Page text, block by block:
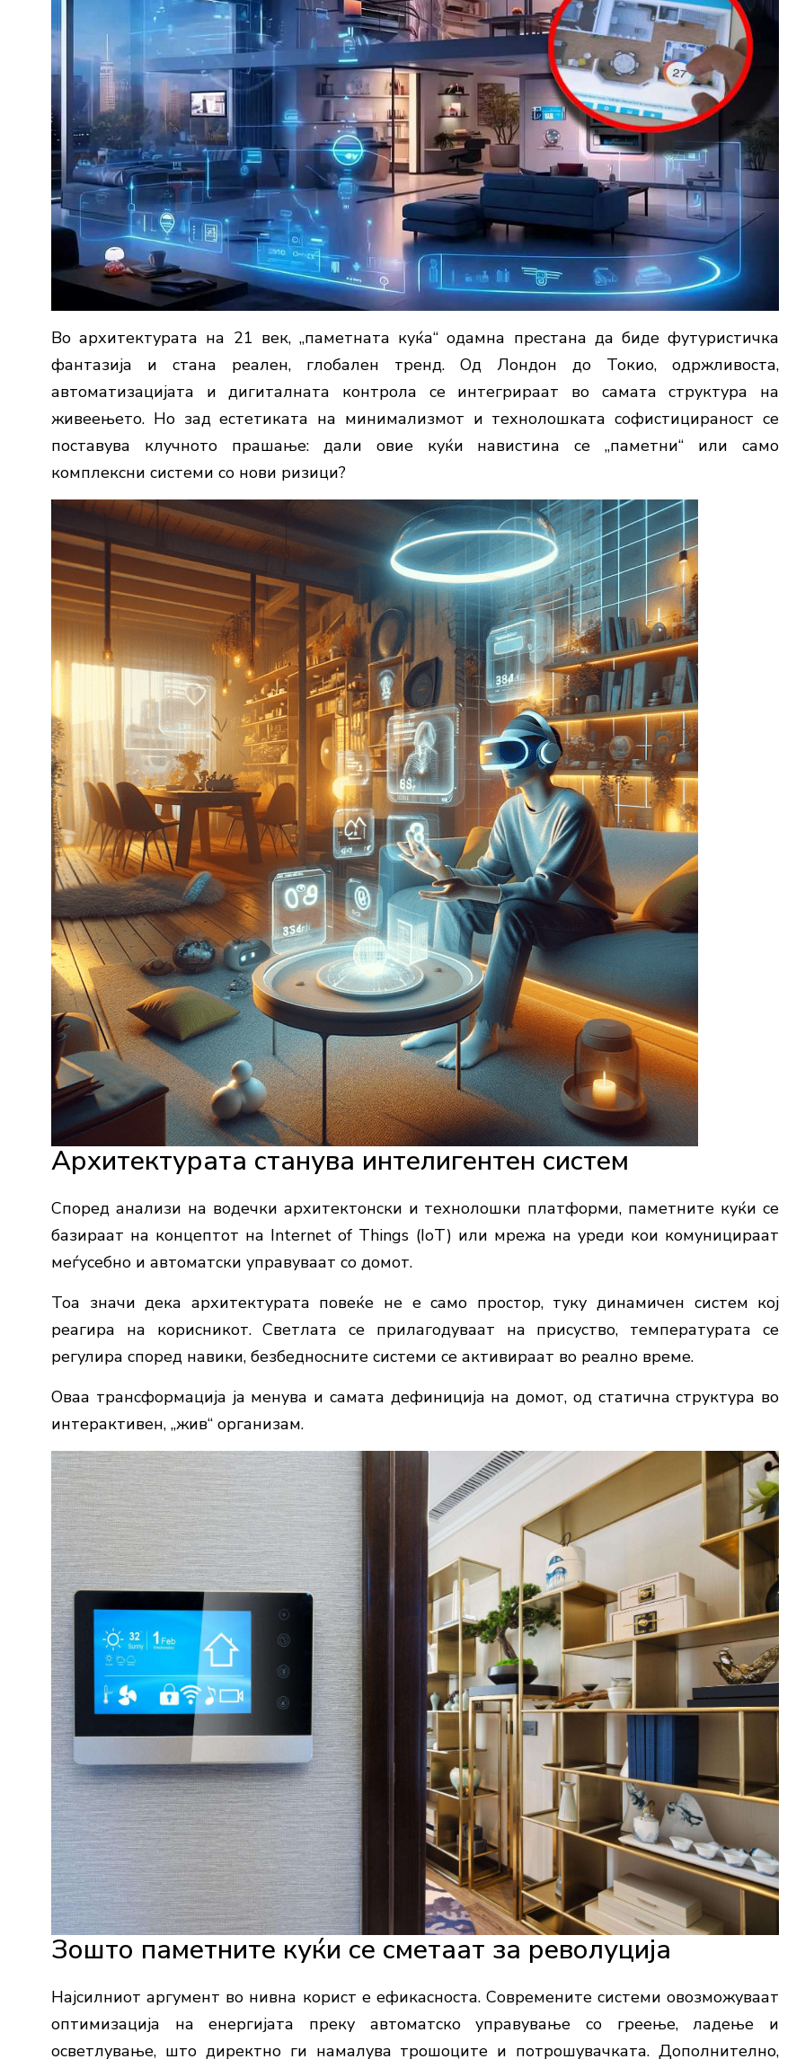
Воархитектурата на 21 век, „паметната куќа“одамна престана да бидефутуристичка
фантазија и стана реален, глобален тренд. Од Лондон до Токио, одржливоста,
автоматизацијата идигиталната контрола се интегрираат во саматаструктура на
живеењето. Но задестетиката на минимализмот и технолошкатасофистицираностсе
поставува клучното прашање: дали овие куќи навистинасе „паметни“ илисамо
комплексни системи со нови ризици?
Архитектурата станува интелигентен систем
Според анализи на водечки архитектонски и технолошки платформи, паметните куќисе
базираат на концептот на Internetof Things (IoT) или мрежа на уреди кои комуницираат
меѓусебно и автоматски управуваат со домот.
Тоа значидека архитектурата повеќе не есамо простор, туку динамичен систем кој
реагира на корисникот. Светлатасе прилагодуваат на присуство, температуратасе
регулира според навики, безбедносните системи се активираат во реално време.
Оваа трансформација ја менува и самата дефиниција на домот, од статичнаструктура во
интерактивен, „жив“ организам.
Зошто паметните куќи се сметаат за револуција
Најсилниотаргумент во нивна корист е ефикасноста. Современите системиовозможуваат
оптимизација наенергијата преку автоматскоуправувањесо греење,ладење и
осветлување, што директно ги намалува трошоците и потрошувачката. Дополнително,